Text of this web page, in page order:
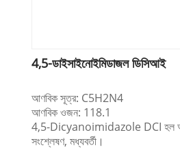
4,5-ডাইসাইনোইমিডাজল ডিসিআই
আণবিক সূত্র: C5H2N4
আণবিক ওজন: 118.1
4,5-Dicyanoimidazole DCI হল
সংশ্লেষণ, মধ্যবর্তী।